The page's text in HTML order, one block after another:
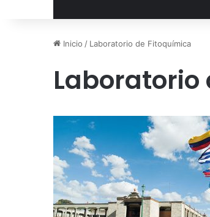
Inicio / Laboratorio de Fitoquímica